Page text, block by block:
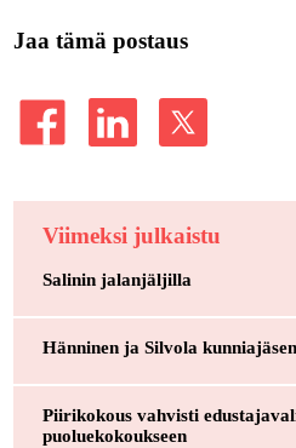
Jaa tämä postaus
Viimeksi julkaistu
Salinin jalanjäljilla
Hänninen ja Silvola
Piirikokous vahvisti
puoluekokoukseen